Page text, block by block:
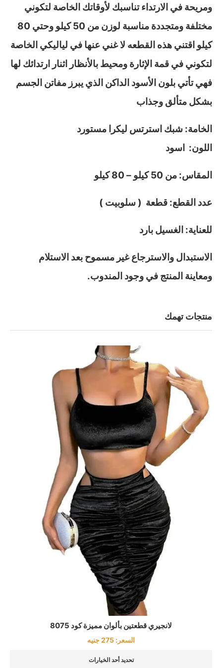
ومريحة في الارتداء تناسبك لأوقاتك الخاصة لتكوني
مختلفة ومتجددة مناسبة لوزن من 50 كيلو وحتي 80
كيلو اقتني هذه القطعه لا غني عنها في لياليكي الخاصة
لتكوني في قمة الإثارة ومحيط بالأنظار اثنار ارتدائك لها
فهي تأتي بلون الأسود الداكن الذي يبرز مفاتن الجسم
بشكل متألق وجذاب
الخامة: شبك استرتس ليكرا مستورد
اللون: اسود
المقاس: من 50 كيلو – 80 كيلو
عدد القطع: قطعة ( سلوبيت )
للعناية: الغسيل بارد
الاستبدال والاسترجاع غير مسموح بعد الاستلام
ومعاينة المنتج في وجود المندوب.
منتجات تهمك
لانجيري قطعتين بألوان مميزة كود 8075
السعر: 275جنيه
تحديد أحد الخيارات